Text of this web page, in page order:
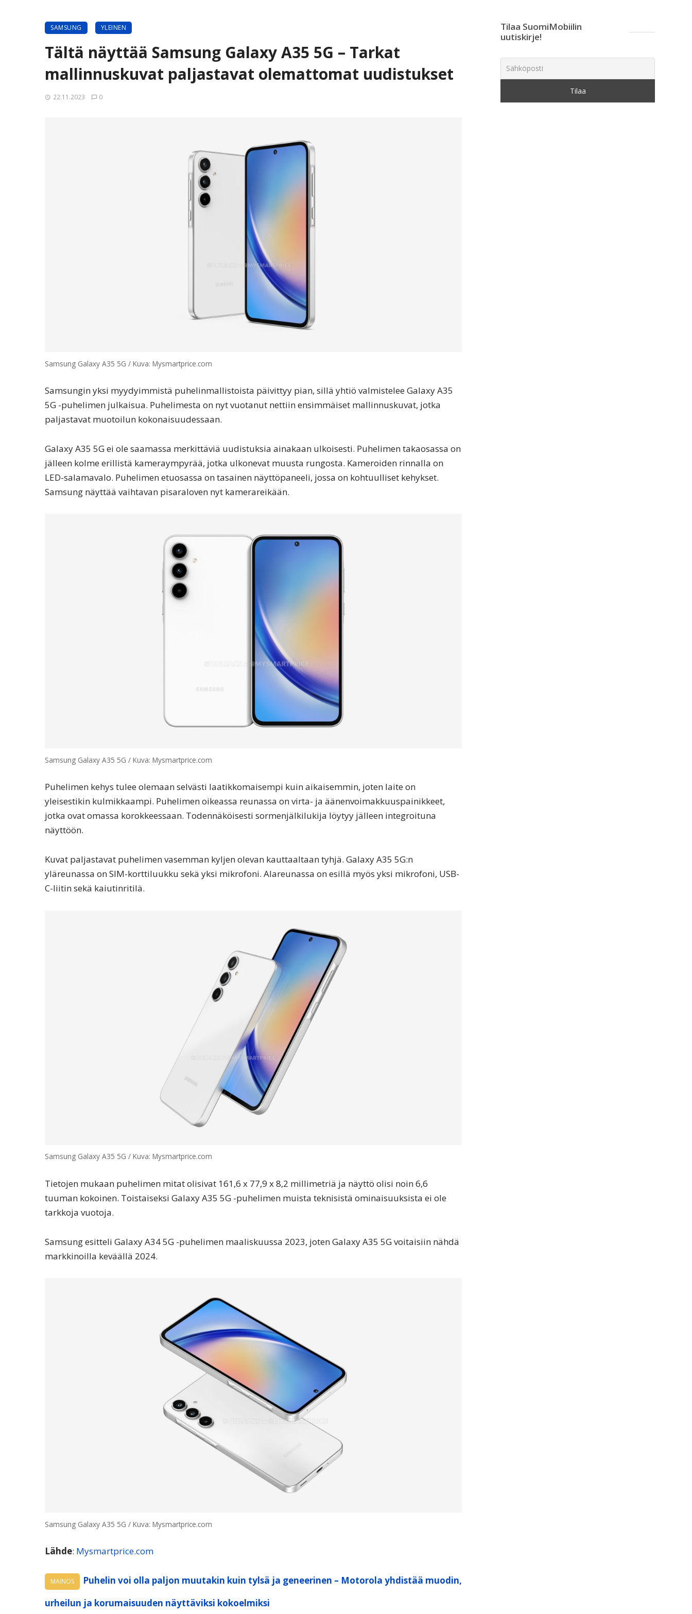
SAMSUNG YLEINEN
Tältä näyttää Samsung Galaxy A35 5G – Tarkat
mallinnuskuvat paljastavat olemattomat uudistukset
22.11.2023 0
Samsung Galaxy A35 5G / Kuva: Mysmartprice.com
Samsungin yksi myydyimmistä puhelinmallistoista päivittyy pian, sillä yhtiö valmistelee Galaxy A35
5G -puhelimen julkaisua. Puhelimesta on nyt vuotanut nettiin ensimmäiset mallinnuskuvat, jotka
paljastavat muotoilun kokonaisuudessaan.
Galaxy A35 5G ei ole saamassa merkittäviä uudistuksia ainakaan ulkoisesti. Puhelimen takaosassa on
jälleen kolme erillistä kameraympyrää, jotka ulkonevat muusta rungosta. Kameroiden rinnalla on
LED-salamavalo. Puhelimen etuosassa on tasainen näyttöpaneeli, jossa on kohtuulliset kehykset.
Samsung näyttää vaihtavan pisaraloven nyt kamerareikään.
Samsung Galaxy A35 5G / Kuva: Mysmartprice.com
Puhelimen kehys tulee olemaan selvästi laatikkomaisempi kuin aikaisemmin, joten laite on
yleisestikin kulmikkaampi. Puhelimen oikeassa reunassa on virta- ja äänenvoimakkuuspainikkeet,
jotka ovat omassa korokkeessaan. Todennäköisesti sormenjälkilukija löytyy jälleen integroituna
näyttöön.
Kuvat paljastavat puhelimen vasemman kyljen olevan kauttaaltaan tyhjä. Galaxy A35 5G:n
yläreunassa on SIM-korttiluukku sekä yksi mikrofoni. Alareunassa on esillä myös yksi mikrofoni, USB-
C-liitin sekä kaiutinritilä.
Samsung Galaxy A35 5G / Kuva: Mysmartprice.com
Tietojen mukaan puhelimen mitat olisivat 161,6 x 77,9 x 8,2 millimetriä ja näyttö olisi noin 6,6
tuuman kokoinen. Toistaiseksi Galaxy A35 5G -puhelimen muista teknisistä ominaisuuksista ei ole
tarkkoja vuotoja.
Samsung esitteli Galaxy A34 5G -puhelimen maaliskuussa 2023, joten Galaxy A35 5G voitaisiin nähdä
markkinoilla keväällä 2024.
Samsung Galaxy A35 5G / Kuva: Mysmartprice.com
Lähde: Mysmartprice.com
MAINOS
Puhelin voi olla paljon muutakin kuin tylsä ja geneerinen – Motorola yhdistää muodin,
urheilun ja korumaisuuden näyttäviksi kokoelmiksi
Tilaa SuomiMobiilin
uutiskirje!